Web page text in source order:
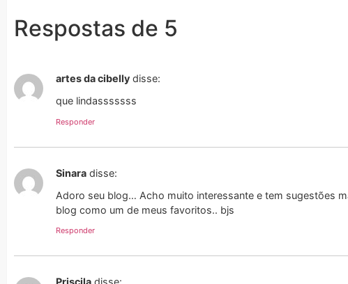
Respostas de 5
artes da cibelly disse:
que lindasssssss
Responder
Sinara disse:
Adoro seu blog… Acho muito interessante e tem sugestões
blog como um de meus favoritos.. bjs
Responder